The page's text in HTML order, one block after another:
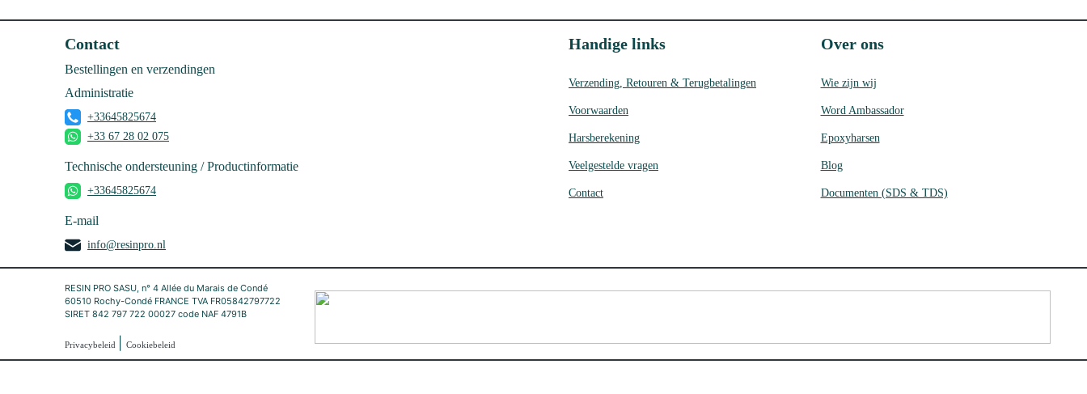
Contact
Bestellingen en verzendingen
Administratie
+33645825674
+33 67 28 02 075
Technische ondersteuning / Productinformatie
+33645825674
E-mail
info@resinpro.nl
Handige links
Verzending, Retouren & Terugbetalingen
Voorwaarden
Harsberekening
Veelgestelde vragen
Contact
Over ons
Wie zijn wij
Word Ambassador
Epoxyharsen
Blog
Documenten (SDS & TDS)
RESIN PRO SASU, n° 4 Allée du Marais de Condé
60510 Rochy-Condé FRANCE TVA FR05842797722
SIRET 842 797 722 00027 code NAF 4791B
Privacybeleid Cookiebeleid